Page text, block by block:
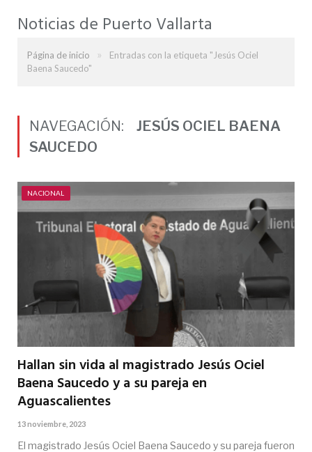
Noticias de Puerto Vallarta
Página de inicio »
Entradas con la etiqueta "Jesús Ociel
Baena Saucedo"
NAVEGACIÓN:
JESÚS OCIEL BAENA
SAUCEDO
NACIONAL
Hallan sin vida al magistrado Jesús Ociel
Baena Saucedo y a su pareja en
Aguascalientes
13 noviembre, 2023
El magistrado Jesús Ociel Baena Saucedo y su pareja fueron